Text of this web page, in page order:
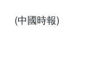
(中國時報)